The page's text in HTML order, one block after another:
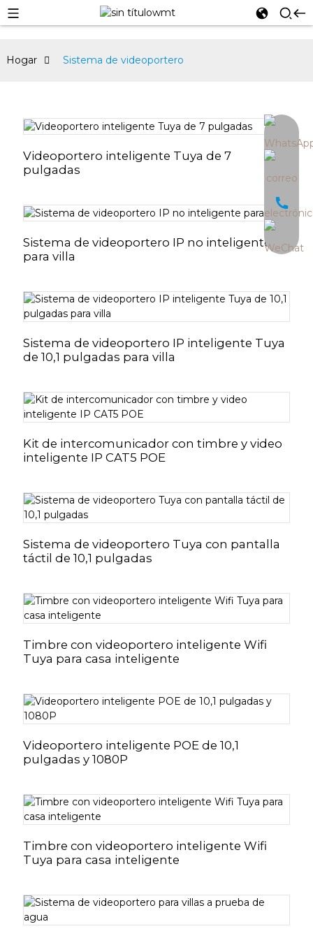
Hogar Sistema de videoportero
Videoportero inteligente Tuya de 7
pulgadas
Sistema de videoportero IP no inteligente
para villa
Sistema de videoportero IP inteligente Tuya
de 10,1 pulgadas para villa
Kit de intercomunicador con timbre y video
inteligente IP CAT5 POE
Sistema de videoportero Tuya con pantalla
táctil de 10,1 pulgadas
Timbre con videoportero inteligente Wifi
Tuya para casa inteligente
Videoportero inteligente POE de 10,1
pulgadas y 1080P
Timbre con videoportero inteligente Wifi
Tuya para casa inteligente